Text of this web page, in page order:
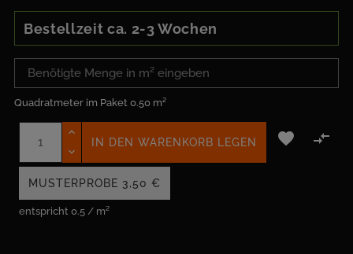
Bestellzeit ca. 2-3 Wochen
Quadratmeter im Paket 0.50 m²
entspricht 0.5 / m²
IN DEN WARENKORB LEGEN  
MUSTERPROBE 3,50 €